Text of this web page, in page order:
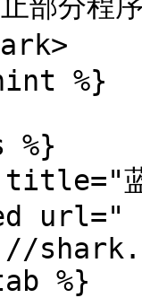
%}
%}
url="
%}